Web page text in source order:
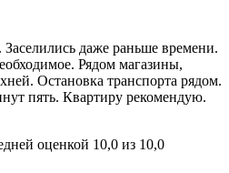
даже раньше времени.
Рядом магазины,
Остановка транспорта рядом.
пять. Квартиру рекомендую.
оценкой 10,0 из 10,0